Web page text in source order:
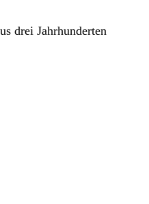
drei Jahrhunderten